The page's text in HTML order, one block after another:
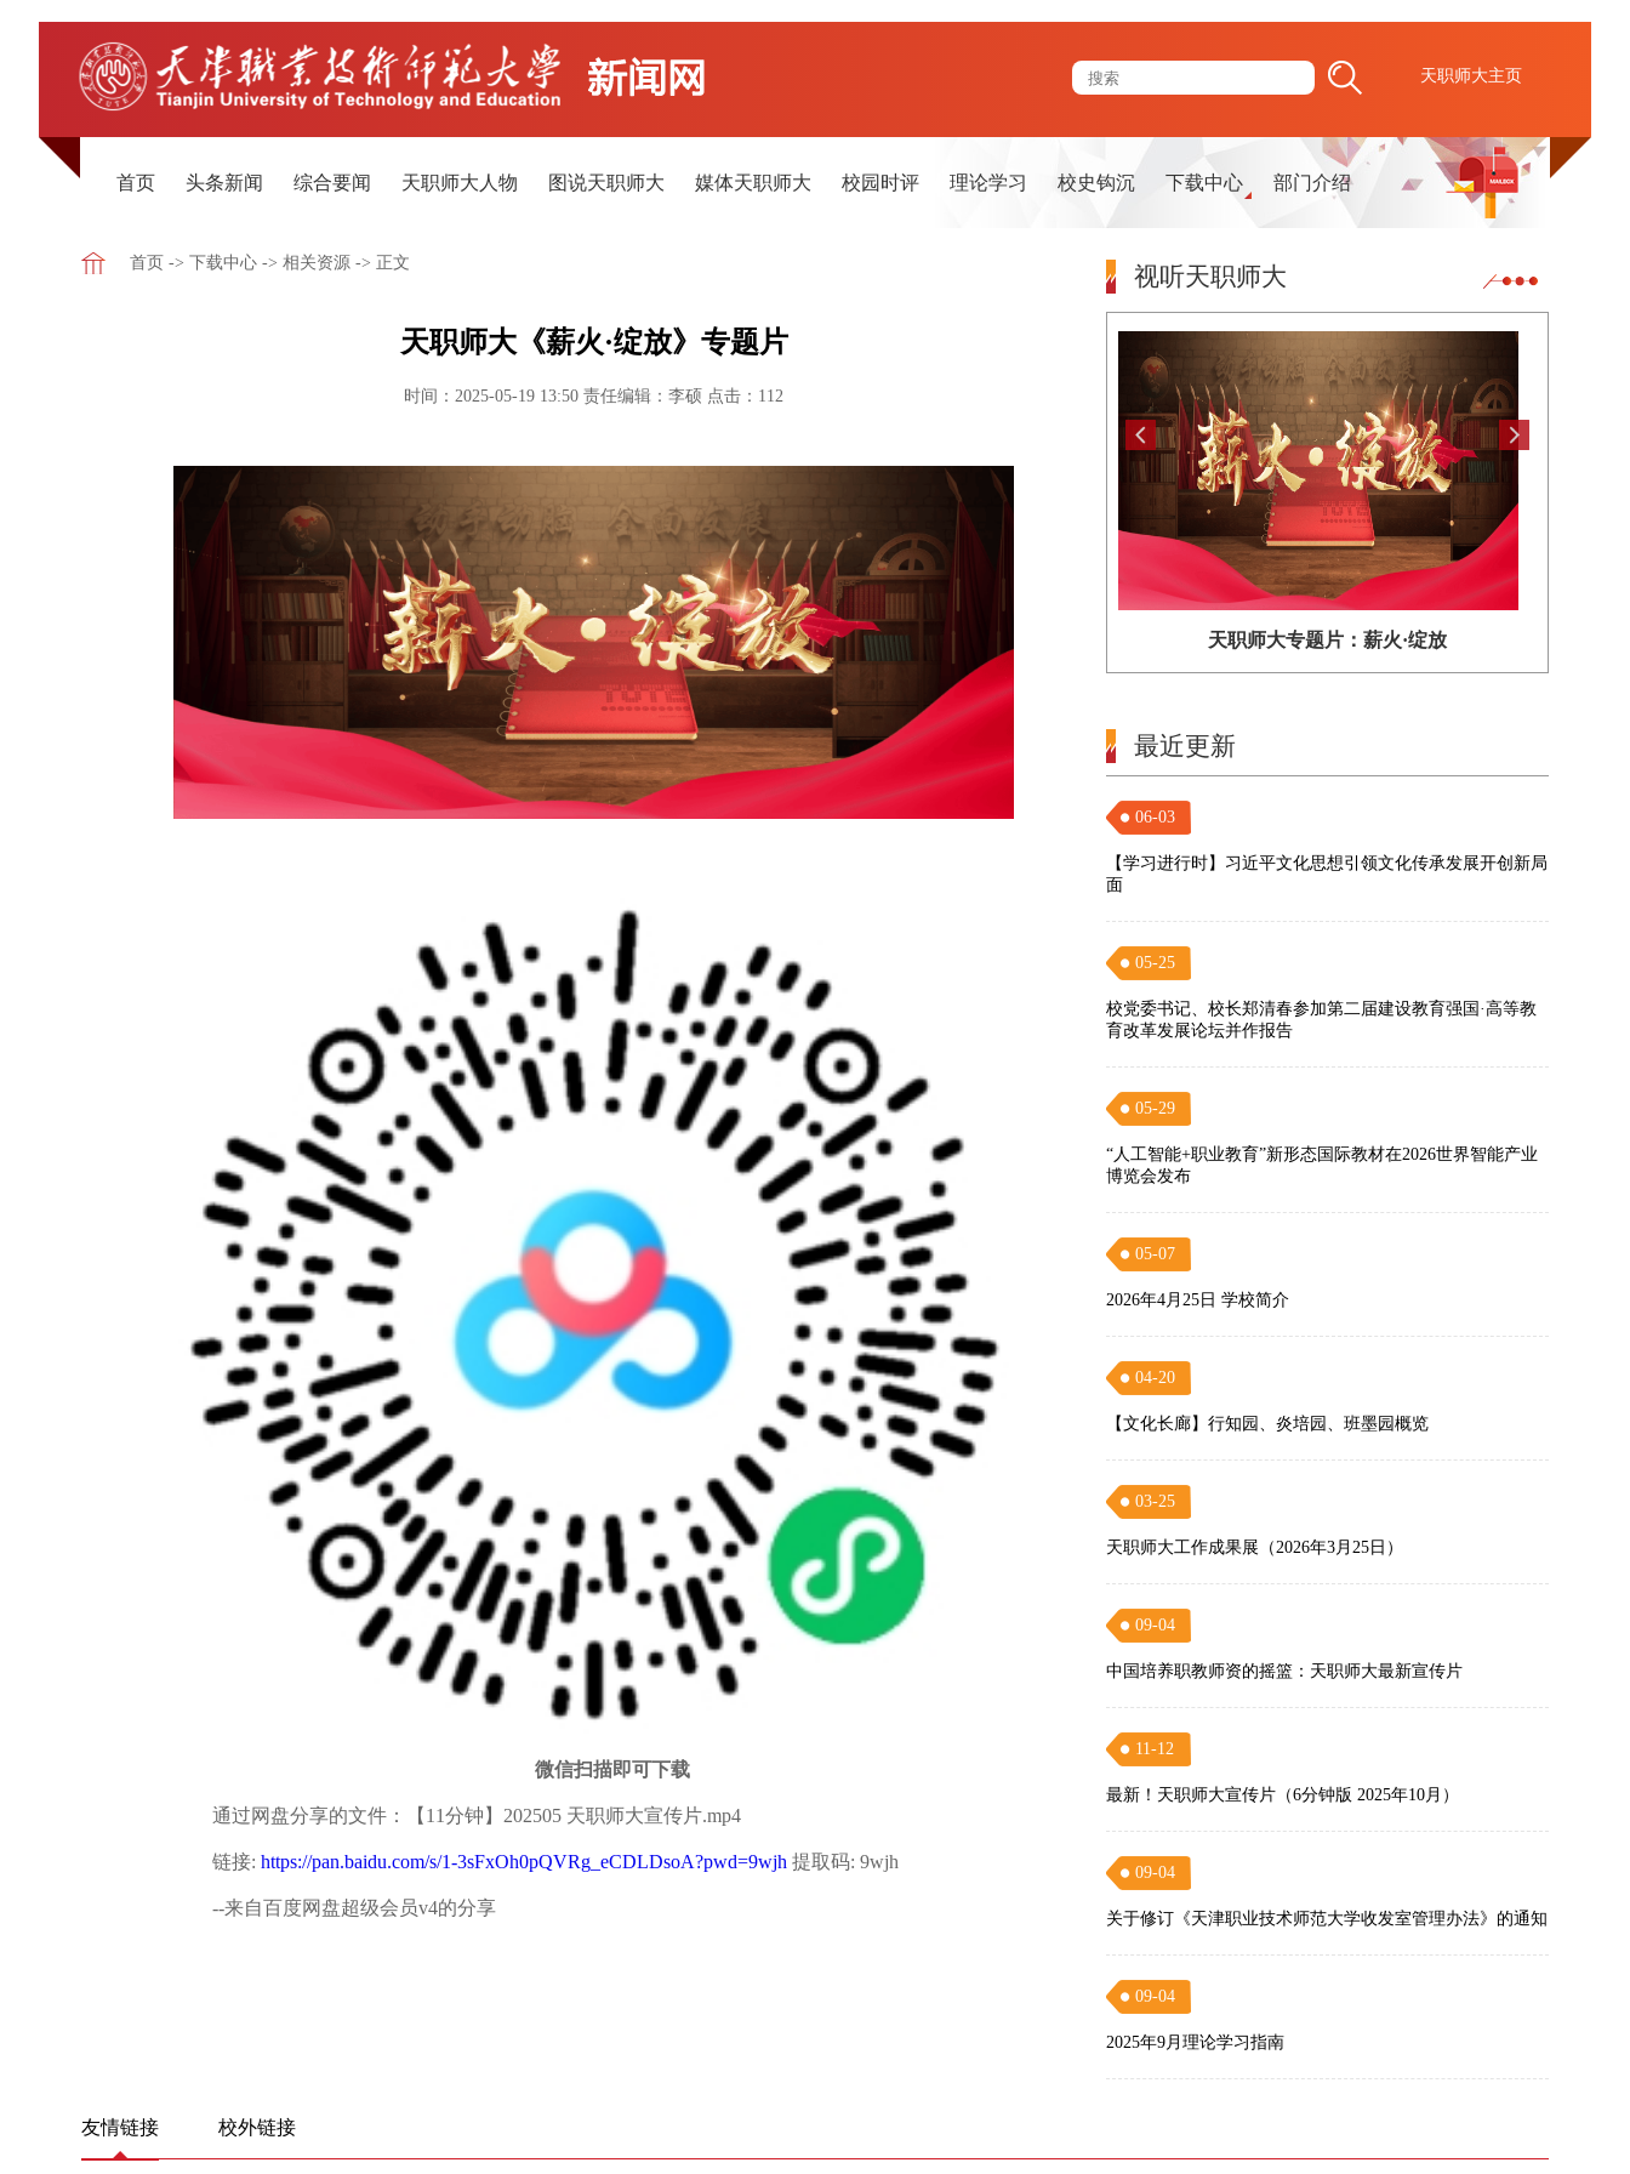
天职师大主页
首页 头条新闻 综合要闻 天职师大人物 图说天职师大 媒体天职师大 校园时评 理论学习 校史钩沉 下载中心 部门介绍
首页 -> 下载中心 -> 相关资源 -> 正文
天职师大《薪火·绽放》专题片
时间：2025-05-19 13:50 责任编辑：李硕 点击： 112
微信扫描即可下载
通过网盘分享的文件：【11分钟】202505 天职师大宣传片.mp4
链接:https://pan.baidu.com/s/1-3sFxOh0pQVRg_eCDLDsoA?pwd=9wjh 提取码: 9wjh
--来自百度网盘超级会员v4的分享
视听天职师大
天职师大专题片：薪火·绽放
最近更新
06-03
【学习进行时】习近平文化思想引领文化传承发展开创新局
面
05-25
校党委书记、校长郑清春参加第二届建设教育强国·高等教
育改革发展论坛并作报告
05-29
“人工智能+职业教育”新形态国际教材在2026世界智能产业
博览会发布
05-07
2026年4月25日 学校简介
04-20
【文化长廊】行知园、炎培园、班墨园概览
03-25
天职师大工作成果展（2026年3月25日）
09-04
中国培养职教师资的摇篮：天职师大最新宣传片
11-12
最新！天职师大宣传片（6分钟版 2025年10月）
09-04
关于修订《天津职业技术师范大学收发室管理办法》的通知
09-04
2025年9月理论学习指南
友情链接 校外链接